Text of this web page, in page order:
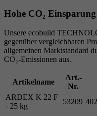
Hohe CO₂ Einsparung
Unsere ecobuild
gegenüber vergleichbaren
allgemeinen Marktstandard
CO₂-Emissionen aus.
Artikelname
Art.-
Nr.
ARDEX K 22 F
- 25 kg
53209